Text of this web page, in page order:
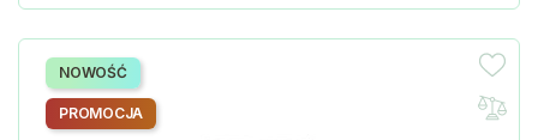
NOWOŚĆ
PROMOCJA